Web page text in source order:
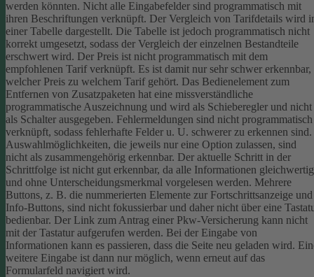
werden könnten. Nicht alle Eingabefelder sind programmatisch mit
ihren Beschriftungen verknüpft. Der Vergleich von Tarifdetails wird
einer Tabelle dargestellt. Die Tabelle ist jedoch programmatisch nicht
korrekt umgesetzt, sodass der Vergleich der einzelnen Bestandteile
erschwert wird. Der Preis ist nicht programmatisch mit dem
empfohlenen Tarif verknüpft. Es ist damit nur sehr schwer erkennbar,
welcher Preis zu welchem Tarif gehört. Das Bedienelement zum
Entfernen von Zusatzpaketen hat eine missverständliche
programmatische Auszeichnung und wird als Schieberegler und nicht
als Schalter ausgegeben. Fehlermeldungen sind nicht programmatisch
verknüpft, sodass fehlerhafte Felder u. U. schwerer zu erkennen sind.
Auswahlmöglichkeiten, die jeweils nur eine Option zulassen, sind
nicht als zusammengehörig erkennbar. Der aktuelle Schritt in der
Schrittfolge ist nicht gut erkennbar, da alle Informationen gleichwertig
und ohne Unterscheidungsmerkmal vorgelesen werden. Mehrere
Buttons, z. B. die nummerierten Elemente zur Fortschrittsanzeige und
Info-Buttons, sind nicht fokussierbar und daher nicht über eine
bedienbar. Der Link zum Antrag einer Pkw-Versicherung kann nicht
mit der Tastatur aufgerufen werden. Bei der Eingabe von
Informationen kann es passieren, dass die Seite neu geladen wird.
weitere Eingabe ist dann nur möglich, wenn erneut auf das
Formularfeld navigiert wird.